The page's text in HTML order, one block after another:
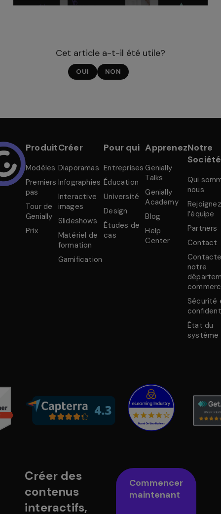
Cet article a-t-il été utile?
OUI NON
Produit
Modèles
Premiers
pas
Tour de
Genially
Prix
Créer
Diaporamas
Infographies
Interactive
images
Slideshows
Matériel de
formation
Gamification
Pour qui
Entreprises
Éducation
Université
Design
Études de
cas
Apprenez
Genially
Talks
Genially
Academy
Blog
Help
Center
Notre
Société
Qui
nous
Rejoignez
l’équipe
Partners
Contact
notre
Sécurité
État du
système
Créer des
contenus
interactifs,
Commencer
maintenant